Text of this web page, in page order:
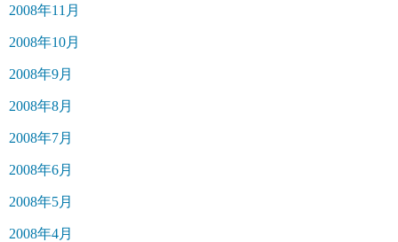
2008年11月
2008年10月
2008年9月
2008年8月
2008年7月
2008年6月
2008年5月
2008年4月